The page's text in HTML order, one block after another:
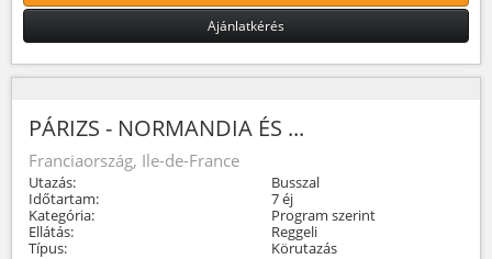
Ajánlatkérés
PÁRIZS - NORMANDIA ÉS ...
Franciaország, Ile-de-France
Utazás:
Busszal
Időtartam:
7 éj
Kategória:
Program szerint
Ellátás:
Reggeli
Típus:
Körutazás